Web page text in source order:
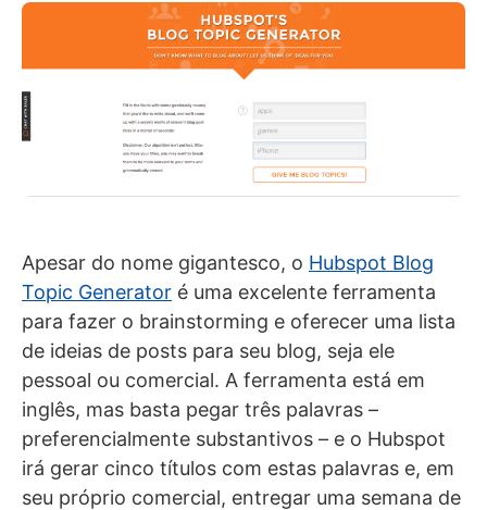
Apesar do nome gigantesco, o Hubspot Blog
Topic Generator é uma excelente ferramenta
para fazer o brainstorming e oferecer uma lista
de ideias de posts para seu blog, seja ele
pessoal ou comercial. A ferramenta está em
inglês, mas basta pegar três palavras –
preferencialmente substantivos – e o Hubspot
irá gerar cinco títulos com estas palavras e, em
seu próprio comercial, entregar uma semana de